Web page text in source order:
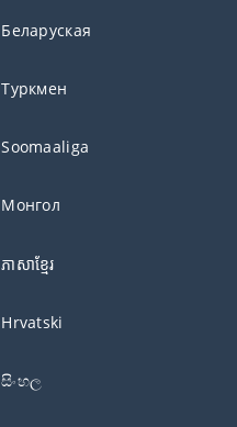
Беларуская
Туркмен
Soomaaliga
Монгол
ភាសាខ្មែរ
Hrvatski
සිංහල